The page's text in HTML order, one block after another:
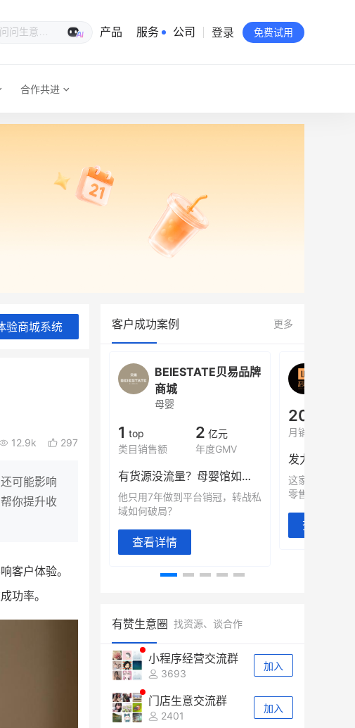
生意专家
产品 服务 公司
有赞公益
站点地图
登录 免费试用
合作共进
验商城系统
12.9k 297
可能影响
你提升收
客户体验。
功率。
客户成功案例 更多
的网红婴儿辅食品
下类目第一
BEIESTATE贝易品牌
商城
母婴
1 top
类目销售额
2 亿元
年度GMV
有货源没流量？母婴馆如何破局
他只用7年做到平台销冠，转战私
域如何破局？
查看详情
200
月销
发力私域月
这家女装连锁
零售？
查看详情
有赞生意圈 找资源、谈合作
小程序经营交流群
3693
加入
门店生意交流群
2401
加入